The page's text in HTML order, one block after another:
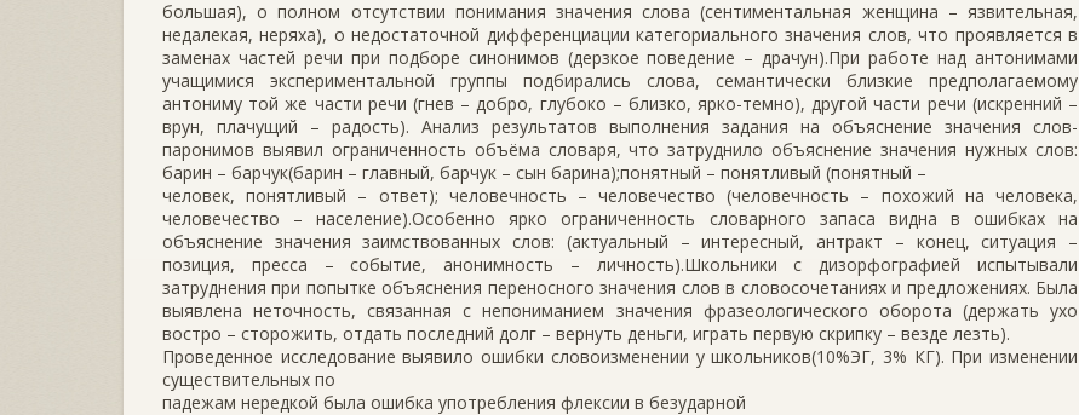
большая), о полном отсутствии понимания значения слова (сентиментальная женщина – язвительная,
недалекая, неряха), о недостаточной дифференциации категориального значения слов, что проявляется в
заменах частей речи при подборе синонимов (дерзкое поведение – драчун).При работе над антонимами
учащимися экспериментальной группы подбирались слова, семантически близкие предполагаемому
антониму той же части речи (гнев – добро, глубоко – близко, ярко-темно), другой части речи (искренний –
врун, плачущий – радость). Анализ результатов выполнения задания на объяснение значения слов-
паронимов выявил ограниченность объёма словаря, что затруднило объяснение значения нужных слов:
барин – барчук(барин – главный, барчук – сын барина);понятный – понятливый (понятный –
человек, понятливый – ответ); человечность – человечество (человечность – похожий на человека,
человечество – население).Особенно ярко ограниченность словарного запаса видна в ошибках на
объяснение значения заимствованных слов: (актуальный – интересный, антракт – конец, ситуация –
позиция, пресса – событие, анонимность – личность).Школьники с дизорфографией испытывали
затруднения при попытке объяснения переносного значения слов в словосочетаниях и предложениях. Была
выявлена неточность, связанная с непониманием значения фразеологического оборота (держать ухо
востро – сторожить, отдать последний долг – вернуть деньги, играть первую скрипку – везде лезть).
Проведенное исследование выявило ошибки словоизменении у школьников(10%ЭГ, 3% КГ). При изменении
существительных по
падежам нередкой была ошибка употребления флексии в безударной